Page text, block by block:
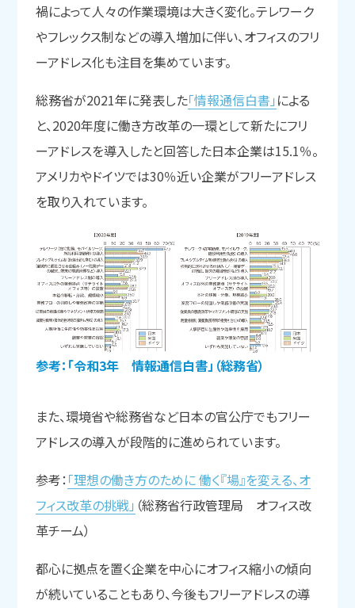
禍によって人々の作業環境は大きく変化。テレワーク
やフレックス制などの導入増加に伴い、オフィスのフリ
ーアドレス化も注目を集めています。
総務省が2021年に発表した「情報通信白書」による
と、2020年度に働き方改革の一環として新たにフリ
ーアドレスを導入したと回答した日本企業は15.1％。
アメリカやドイツでは30％近い企業がフリーアドレス
を取り入れています。
参考：「令和3年 情報通信白書」（総務省）
また、環境省や総務省など日本の官公庁でもフリー
アドレスの導入が段階的に進められています。
参考： 「理想の働き方のために 働く『場』を変える、オ
フィス改革の挑戦」 （総務省行政管理局 オフィス改
革チーム）
都心に拠点を置く企業を中心にオフィス縮小の傾向
が続いていることもあり、今後もフリーアドレスの導